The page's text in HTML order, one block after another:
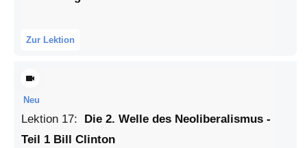
Zur Lektion
Neu
Lektion 17: Die 2. Welle des Neoliberalismus -
Teil 1 Bill Clinton